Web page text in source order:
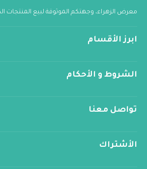
معرض الزهراء، وجهتكم الموثوقة لبيع المنتجات
ابرز الأقسام
الشروط و الأحكام
تواصل معنا
الأشتراك